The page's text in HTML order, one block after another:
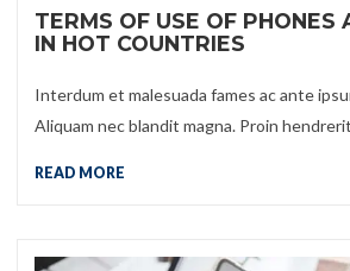
TERMS OF USE OF PHONES
IN HOT COUNTRIES
Interdum et malesuada fames ac ante
Aliquam nec blandit magna. Proin
READ MORE